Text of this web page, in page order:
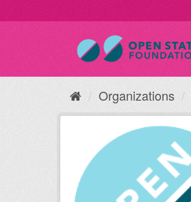
Organizations